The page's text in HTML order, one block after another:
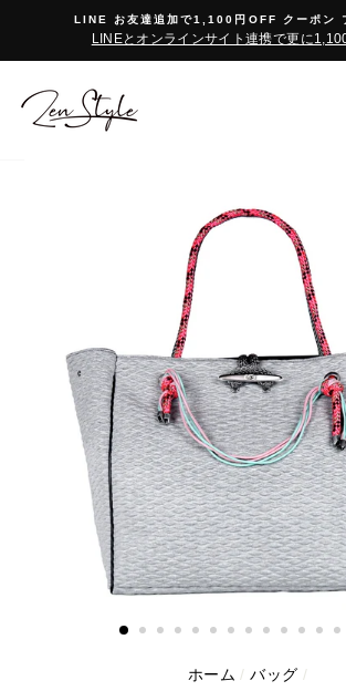
テ
LINE お友達追加で1,100円OFF クーポン
LINEとオンラインサイト連携で更に
ホーム / バッグ /